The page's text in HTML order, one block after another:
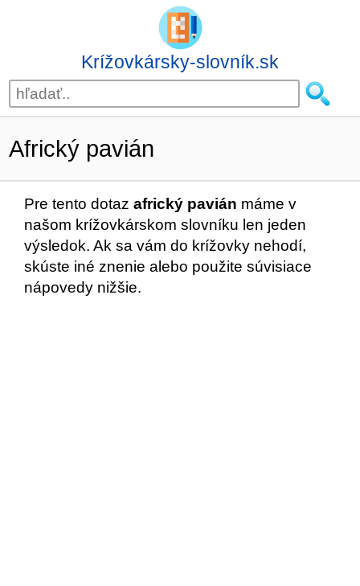
Krížovkársky-slovník.sk
Africký pavián
Pre tento dotaz africký pavián máme v
našom krížovkárskom slovníku len jeden
výsledok. Ak sa vám do krížovky nehodí,
skúste iné znenie alebo použite súvisiace
nápovedy nižšie.